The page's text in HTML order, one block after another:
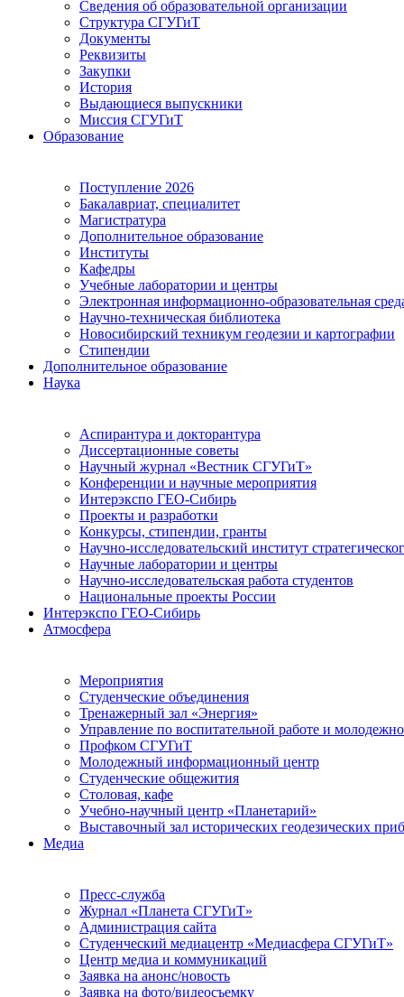
Сведения об образовательной организации
Структура СГУГиТ
Документы
Реквизиты
Закупки
История
Выдающиеся выпускники
Миссия СГУГиТ
Образование
Поступление 2026
Бакалавриат, специалитет
Магистратура
Дополнительное образование
Институты
Кафедры
Учебные лаборатории и центры
Электронная информационно-образовательная
Научно-техническая библиотека
Новосибирский техникум геодезии и картографии
Стипендии
Дополнительное образование
Наука
Аспирантура и докторантура
Диссертационные советы
Научный журнал «Вестник СГУГиТ»
Конференции и научные мероприятия
Интерэкспо ГЕО-Сибирь
Проекты и разработки
Конкурсы, стипендии, гранты
Научно-исследовательский институт
Научные лаборатории и центры
Научно-исследовательская работа студентов
Национальные проекты России
Интерэкспо ГЕО-Сибирь
Атмосфера
Мероприятия
Студенческие объединения
Тренажерный зал «Энергия»
Управление по воспитательной работе и
Профком СГУГиТ
Молодежный информационный центр
Студенческие общежития
Столовая, кафе
Учебно-научный центр «Планетарий»
Выставочный зал исторических геодезических
Медиа
Пресс-служба
Журнал «Планета СГУГиТ»
Администрация сайта
Студенческий медиацентр «Медиасфера СГУГиТ»
Центр медиа и коммуникаций
Заявка на анонс/новость
Заявка на фото/видеосъемку